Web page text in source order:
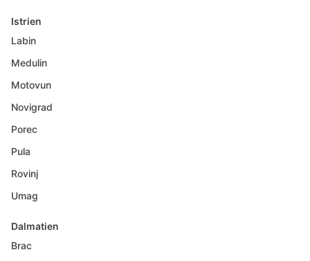
Istrien
Labin
Medulin
Motovun
Novigrad
Porec
Pula
Rovinj
Umag
Dalmatien
Brac